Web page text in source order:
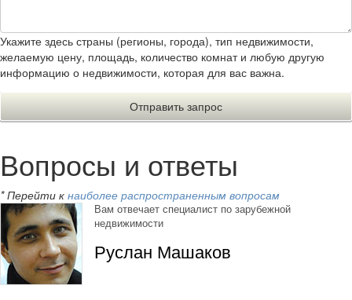
Укажите здесь страны (регионы, города), тип недвижимости,
желаемую цену, площадь, количество комнат и любую другую
информацию о недвижимости, которая для вас важна.
Вопросы и ответы
* Перейти к наиболее распространенным вопросам
Вам отвечает специалист по зарубежной
недвижимости
Руслан Машаков